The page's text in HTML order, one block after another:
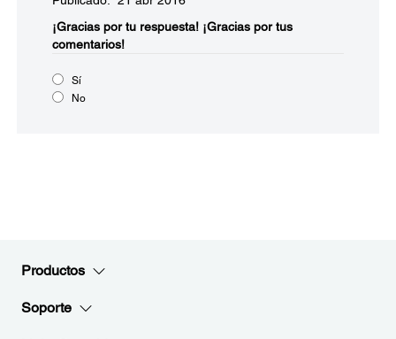
¡Gracias por tu respuesta! ¡Gracias por tus
comentarios!
Sí
No
Productos
Soporte